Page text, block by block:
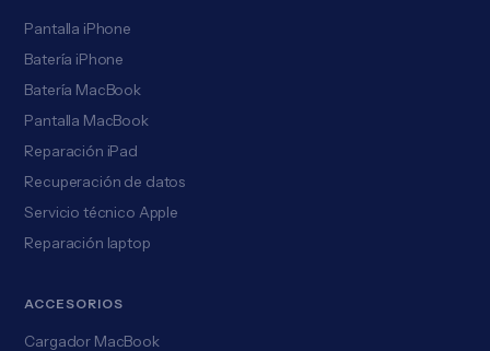
Pantalla iPhone
Batería iPhone
Batería MacBook
Pantalla MacBook
Reparación iPad
Recuperación de datos
Servicio técnico Apple
Reparación laptop
ACCESORIOS
Cargador MacBook